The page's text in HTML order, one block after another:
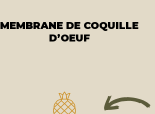
MEMBRANE DE COQUILLE
D’OEUF